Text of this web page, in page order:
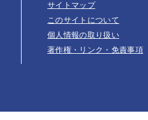
サイトマップ
このサイトについて
個人情報の取り扱い
著作権・リンク・免責事項